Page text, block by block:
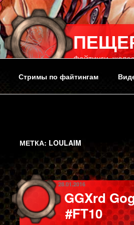
Файтинги,
Стримы по файтингам
МЕТКА: LOULAIM
ОПУБЛИКОВАНО
28.01.2016
GGXrd
#FT10